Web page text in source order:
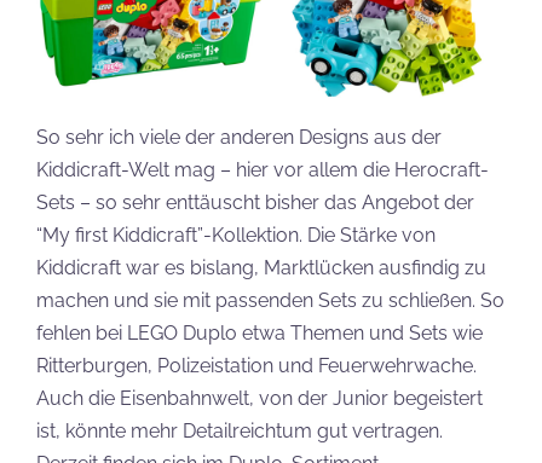
So sehr ich viele der anderen Designs aus der
Kiddicraft-Welt mag – hier vor allem die Herocraft-
Sets – so sehr enttäuscht bisher das Angebot der
“My first Kiddicraft”-Kollektion. Die Stärke von
Kiddicraft war es bislang, Marktlücken ausfindig zu
machen und sie mit passenden Sets zu schließen. So
fehlen bei LEGO Duplo etwa Themen und Sets wie
Ritterburgen, Polizeistation und Feuerwehrwache.
Auch die Eisenbahnwelt, von der Junior begeistert
ist, könnte mehr Detailreichtum gut vertragen.